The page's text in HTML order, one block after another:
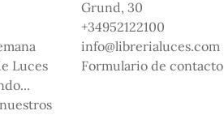
Luces
Grund, 30
+34952122100
info@librerialuces.com
Formulario de contacto